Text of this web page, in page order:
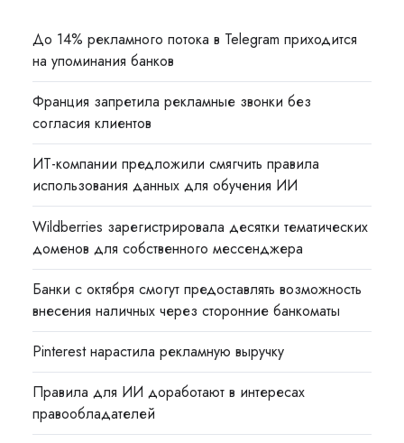
До 14% рекламного потока в Telegram приходится
на упоминания банков
Франция запретила рекламные звонки без
согласия клиентов
ИТ-компании предложили смягчить правила
использования данных для обучения ИИ
Wildberries зарегистрировала десятки тематических
доменов для собственного мессенджера
Банки с октября смогут предоставлять возможность
внесения наличных через сторонние банкоматы
Pinterest нарастила рекламную выручку
Правила для ИИ доработают в интересах
правообладателей